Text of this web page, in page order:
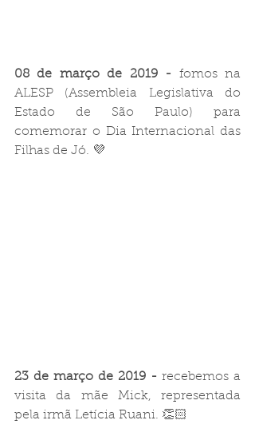
08 de março de 2019 - fomos na
ALESP (Assembleia Legislativa do
Estado de São Paulo) para
comemorar o Dia Internacional das
Filhas de Jó. 💜
23 de março de 2019 - recebemos a
visita da mãe Mick, representada
pela irmã Letícia Ruani. 👏🏻